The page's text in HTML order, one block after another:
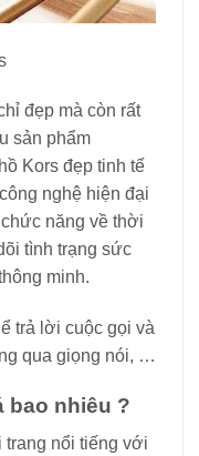
đẹp mà còn rất
sản phẩm
Kors đẹp tinh tế
nghệ hiện đại
năng về thời
tình trạng sức
minh.
trả lời cuộc gọi và
qua giọng nói, …
bao nhiêu ?
nổi tiếng với